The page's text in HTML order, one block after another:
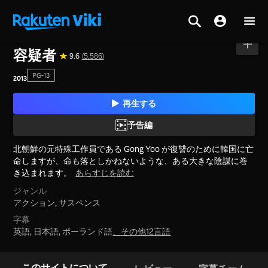
容疑者 9.6 (5,586)
2013 PG-13
再生する
予告編
北朝鮮の元特殊工作員である Gong Yoo が復讐のために韓国に亡
命しますが、命も落としかねないような、ある大きな陰謀に巻
き込まれます。
あらすじを読む
ジャンル
アクション,サスペンス
字幕
英語, 日本語, ポーランド語
その他12言語